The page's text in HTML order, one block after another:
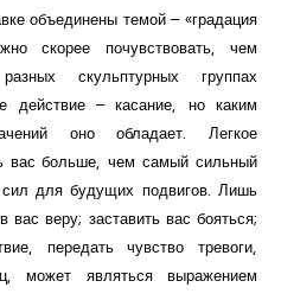
объединены темой – «градация
скорее почувствовать, чем
скульптурных группах
действие – касание, но каким
оно обладает. Легкое
вас больше, чем самый сильный
для будущих подвигов. Лишь
веру; заставить вас бояться;
передать чувство тревоги,
может являться выражением